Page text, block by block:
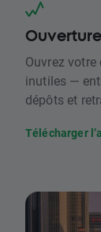
Ouvrez
inutiles —
dépôts et
Télécharger